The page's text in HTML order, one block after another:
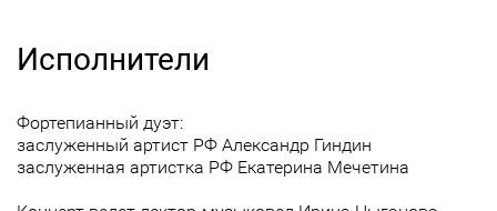
Исполнители
Фортепианный дуэт:
заслуженный артист РФ Александр Гиндин
заслуженная артистка РФ Екатерина Мечетина